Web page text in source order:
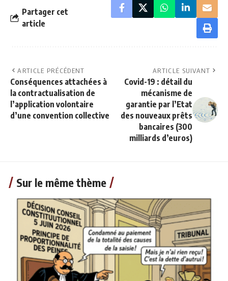
Partager cet
article
ARTICLE PRÉCÉDENT
Conséquences attachées à
la contractualisation de
l’application volontaire
d’une convention collective
ARTICLE SUIVANT
Covid-19 : détail du
mécanisme de
garantie par l’Etat
des nouveaux prêts
bancaires (300
milliards d’euros)
Sur le même thème